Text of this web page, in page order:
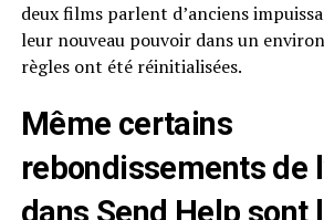
deux films parlent d’anciens
leur nouveau pouvoir dans un
règles ont été réinitialisées.
Même certains
rebondissements de
dans Send Help sont